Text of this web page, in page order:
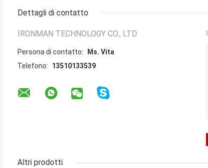
Dettagli di contatto
IRONMAN TECHNOLOGY CO., LTD
Persona di contatto:
Ms. Vita
Telefono:
13510133539
Altri prodotti